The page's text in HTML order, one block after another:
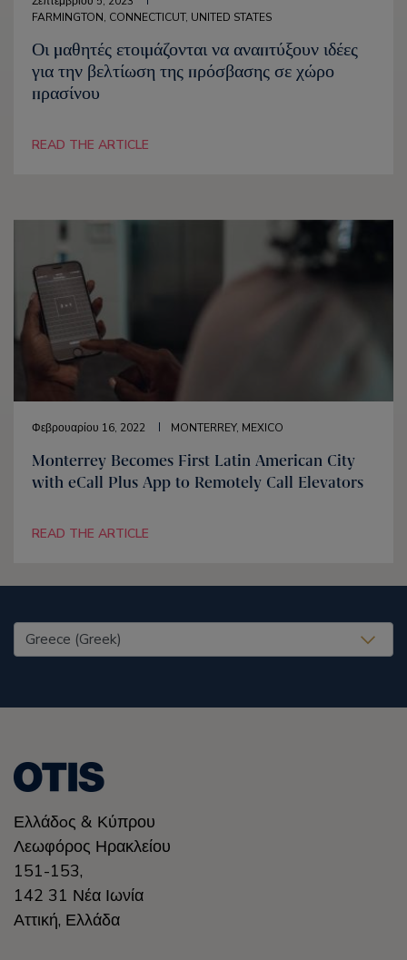
FARMINGTON, CONNECTICUT, UNITED STATES
Οι μαθητές ετοιμάζονται να αναπτύξουν ιδέες
για την βελτίωση της πρόσβασης σε χώρο
πρασίνου
READ THE ARTICLE
Φεβρουαρίου 16, 2022 MONTERREY, MEXICO
Monterrey Becomes First Latin American City
with eCall Plus App to Remotely Call Elevators
READ THE ARTICLE
United States (EN)
Ελλάδoς & Κύπρου
Λεωφόρος Ηρακλείου
151-153,
142 31 Νέα Ιωνία
Αττική, Ελλάδα